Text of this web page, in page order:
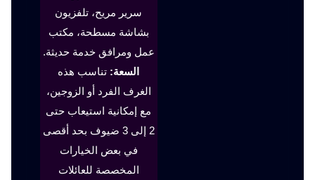
سرير مريح، تلفزيون
بشاشة مسطحة، مكتب
عمل ومرافق خدمة حديثة.
السعة: تناسب هذه
الغرف الفرد أو الزوجين،
مع إمكانية استيعاب حتى
2 إلى 3 ضيوف بحد أقصى
في بعض الخيارات
المخصصة للعائلات